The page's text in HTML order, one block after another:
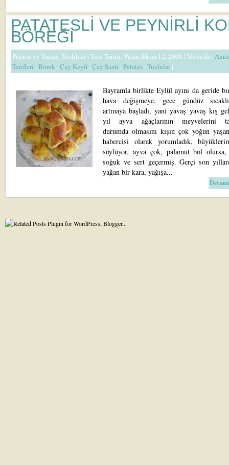
PATATESLİ VE PEYNİRLİ
BÖREĞİ
Pişiren ve Yazan: Neslihan | Yazı Tarihi: Pazar, Ekim 12, 2008 | Menü'de:
Tarifleri ,Börek ,Çay Keyfi ,Çay Saati ,Patates ,Tuzlular|
Bayramla birlikte Eylül ayını da geride
hava değişmeye, gece gündüz
artmaya başladı, yani yavaş yavaş kış
yıl ayva ağaçlarının meyvelerini
durumda olmasını kışın çok yoğun
habercisi olarak yorumladık,
söylüyor, ayva çok, palamut bol
soğuk ve sert geçermiş. Gerçi son
yağan bir kara, yağışa...